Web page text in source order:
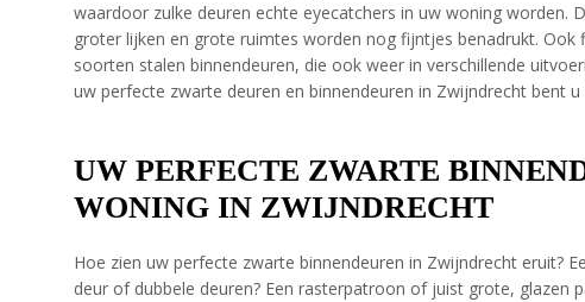
waardoor zulke deuren echte eyecatchers in uw woning worden.
groter lijken en grote ruimtes worden nog fijntjes benadrukt. Ook
soorten stalen binnendeuren, die ook weer in verschillende
uw perfecte zwarte deuren en binnendeuren in Zwijndrecht bent
UW PERFECTE ZWARTE
WONING IN ZWIJNDRECHT
Hoe zien uw perfecte zwarte binnendeuren in Zwijndrecht eruit?
deur of dubbele deuren? Een rasterpatroon of juist grote, glazen